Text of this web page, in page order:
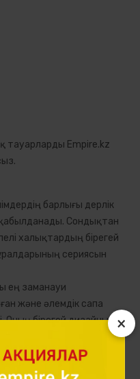
×
тауарларды Empire.kz
барлығы дерлік
Сондықтан
халықтардың бірегей
сериясын
ең заманауи
және әлемдік сапа
Оның бірегей дизайны
Қаламның корпусына
әрқайсысында терең